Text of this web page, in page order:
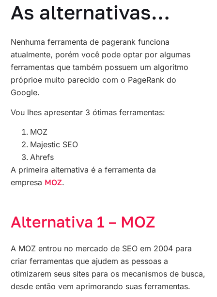
As alternativas…
Nenhuma ferramenta de pagerank funciona
atualmente, porém você pode optar por algumas
ferramentas que também possuem um algoritmo
próprioe muito parecido com o PageRank do
Google.
Vou lhes apresentar 3 ótimas ferramentas:
MOZ
Majestic SEO
Ahrefs
A primeira alternativa é a ferramenta da
empresa MOZ.
Alternativa 1 – MOZ
A MOZ entrou no mercado de SEO em 2004 para
criar ferramentas que ajudem as pessoas a
otimizarem seus sites para os mecanismos de busca,
desde então vem aprimorando suas ferramentas.